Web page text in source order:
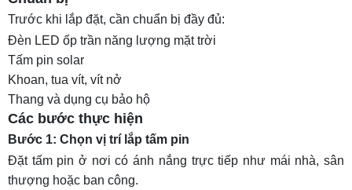
Trước khi lắp đặt, cần chuẩn bị đầy đủ:
Đèn LED ốp trần năng lượng mặt trời
Tấm pin solar
Khoan, tua vít, vít nở
Thang và dụng cụ bảo hộ
Các bước thực hiện
Bước 1: Chọn vị trí lắp tấm pin
Đặt tấm pin ở nơi có ánh nắng trực tiếp như mái nhà, sân
thượng hoặc ban công.